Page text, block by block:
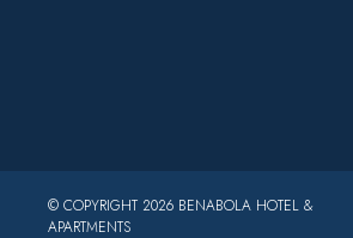
© COPYRIGHT 2026 BENABOLA HOTEL &
APARTMENTS